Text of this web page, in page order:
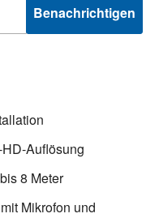
Benachrichtigen
Auflösung
8 Meter
Mikrofon und